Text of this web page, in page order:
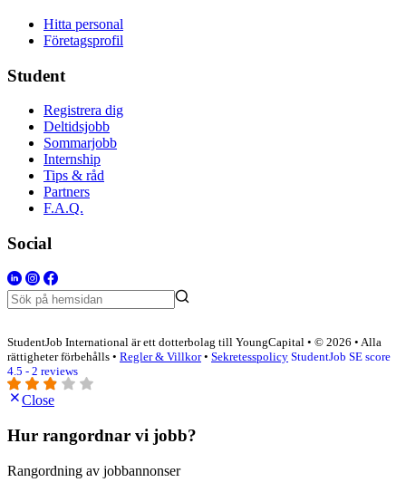
Hitta personal
Företagsprofil
Student
Registrera dig
Deltidsjobb
Sommarjobb
Internship
Tips & råd
Partners
F.A.Q.
Social
StudentJob International är ett dotterbolag till YoungCapital • © 2026 • Alla
rättigheter förbehålls • Regler & Villkor• Sekretesspolicy StudentJob SE score
4.5 - 2 reviews
Close
Hur rangordnar vi jobb?
Rangordning av jobbannonser